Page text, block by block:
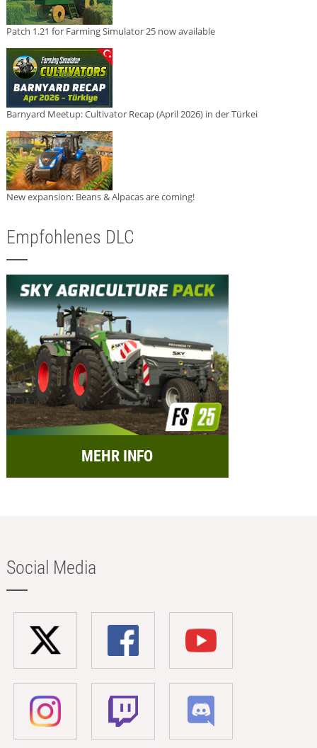
Patch 1.21 for Farming Simulator 25 now available
Barnyard Meetup: Cultivator Recap (April 2026) in der Türkei
New expansion: Beans & Alpacas are coming!
Empfohlenes DLC
MEHR INFO
Social Media